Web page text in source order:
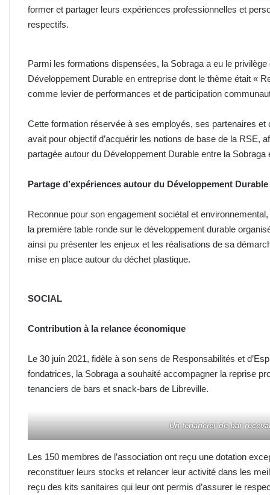
former et partager leurs expériences professionnelles et
respectifs.
Parmi les formations dispensées, la Sobraga a eu le
Développement Durable en entreprise dont le thème était «
comme levier de performances et de participation
Cette formation réservée à ses employés, ses partenaires
avait pour objectif d’acquérir les notions de base de la RSE,
partagée autour du Développement Durable entre la
Partage d’expériences autour du Développement Durable
Reconnue pour son engagement sociétal et
la première table ronde sur le développement durable
ainsi pu présenter les enjeux et les réalisations de sa
mise en place autour du déchet plastique.
SOCIAL
Contribution à la relance économique
Le 30 juin 2021, fidèle à son sens de Responsabilités et
fondatrices, la Sobraga a souhaité accompagner la reprise
tenanciers de bars et snack-bars de Libreville.
Un tenancier de bar
Les 150 membres de l’association ont reçu une dotation
reconstituer leurs stocks et relancer leur activité dans les
reçu des kits sanitaires qui leur ont permis d’assurer le